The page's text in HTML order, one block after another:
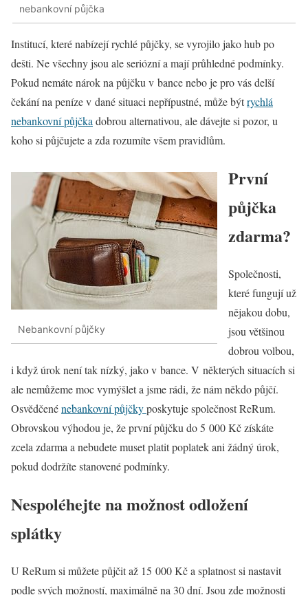
nebankovní půjčka
Institucí, které nabízejí rychlé půjčky, se vyrojilo jako hub po
dešti. Ne všechny jsou ale seriózní a mají průhledné podmínky.
Pokud nemáte nárok na půjčku v bance nebo je pro vás delší
čekání na peníze v dané situaci nepřípustné, může býtrychlá
nebankovní půjčkadobrou alternativou, ale dávejte si pozor, u
koho si půjčujete a zda rozumíte všem pravidlům.
Nebankovní půjčky
První
půjčka
zdarma?
Společnosti,
které fungují už
nějakou dobu,
jsou většinou
dobrou volbou,
i když úrok není tak nízký, jako v bance. V některých situacích si
ale nemůžeme moc vymýšlet a jsme rádi, že nám někdo půjčí.
Osvědčenénebankovní půjčkyposkytuje společnost ReRum.
Obrovskou výhodou je, že první půjčku do 5 000 Kč získáte
zcela zdarma a nebudete muset platit poplatek ani žádný úrok,
pokud dodržíte stanovené podmínky.
Nespoléhejte na možnost odložení
splátky
U ReRum si můžete půjčit až 15 000 Kč a splatnost si nastavit
podle svých možností, maximálně na 30 dní. Jsou zde možnosti